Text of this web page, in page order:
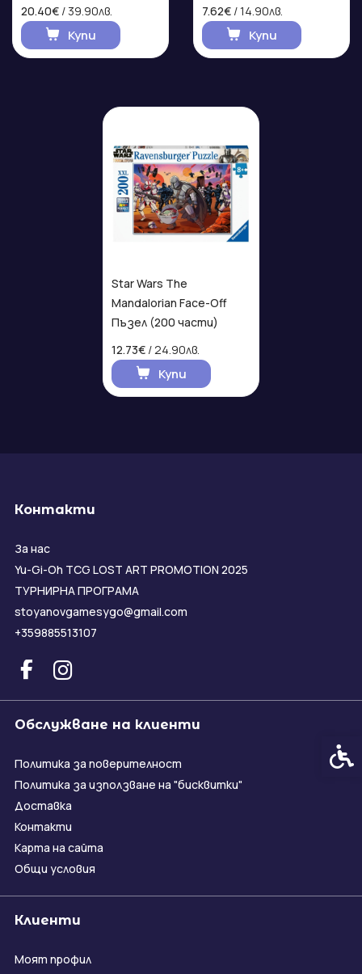
20.40€ / 39.90лв.
Купи
7.62€ / 14.90лв.
Купи
Star Wars The
Mandalorian Face-Off
Пъзел (200 части)
12.73€ / 24.90лв.
Купи
Контакти
За нас
Yu-Gi-Oh TCG LOST ART PROMOTION 2025
ТУРНИРНА ПРОГРАМА
stoyanovgamesygo@gmail.com
+359885513107
Обслужване на клиенти
Политика за поверителност
Политика за използване на "бисквитки"
Доставка
Контакти
Карта на сайта
Общи условия
Клиенти
Моят профил